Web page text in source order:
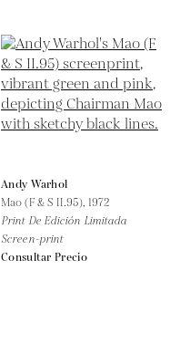
Andy Warhol
Mao (F & S II.95), 1972
Print De Edición Limitada
Screen-print
Consultar Precio